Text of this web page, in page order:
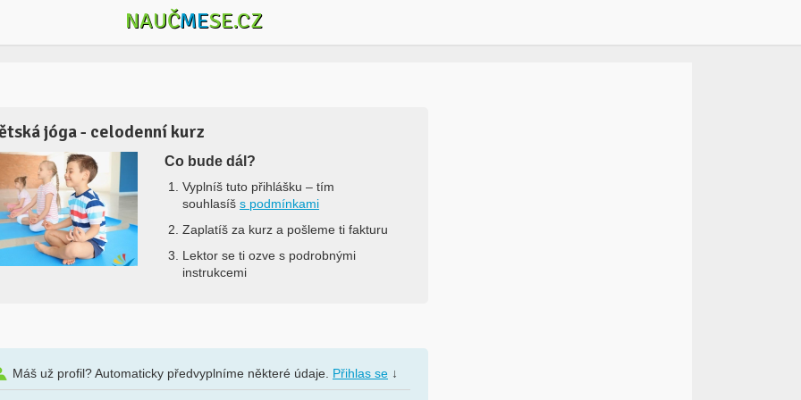
NAUČMESE.CZ
jóga - celodenní kurz
Co bude dál?
Vyplníš tuto přihlášku – tím
souhlasíš s podmínkami
Zaplatíš za kurz a pošleme ti fakturu
Lektor se ti ozve s podrobnými
instrukcemi
Máš už profil? Automaticky předvyplníme některé údaje. Přihlas se ↓